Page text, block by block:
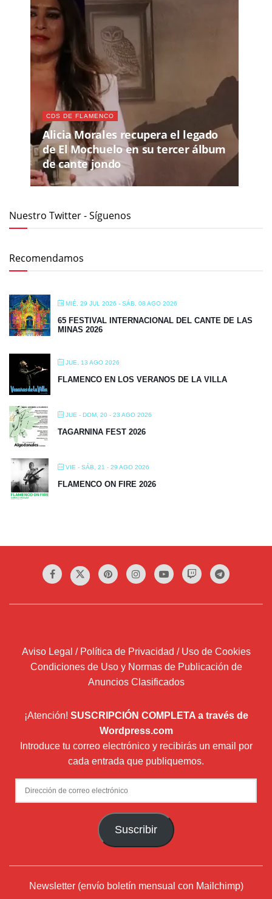
CDS DE FLAMENCO
Alicia Morales recupera el legado
de El Mochuelo en su tercer álbum
de cante jondo
Nuestro Twitter - Síguenos
Recomendamos
MIÉ, 29 JUL 2026 - SÁB, 08 AGO 2026
65 FESTIVAL INTERNACIONAL DEL CANTE DE LAS
MINAS 2026
JUE, 13 AGO 2026
FLAMENCO EN LOS VERANOS DE LA VILLA
JUE - DOM, 20 - 23 AGO 2026
TAGARNINA FEST 2026
VIE - SÁB, 21 - 29 AGO 2026
FLAMENCO ON FIRE 2026
Aviso Legal / Política de Privacidad / Uso de Cookies
Condiciones de Uso y Normas de Publicación de
Anuncios Clasificados
¡Atención! SUSCRIPCIÓN COMPLETA a través de
Wordpress.com
Introduce tu correo electrónico y recibirás un email por
cada entrada que publiquemos.
Dirección
de
Suscribir
Newsletter (envío boletín mensual con Mailchimp)